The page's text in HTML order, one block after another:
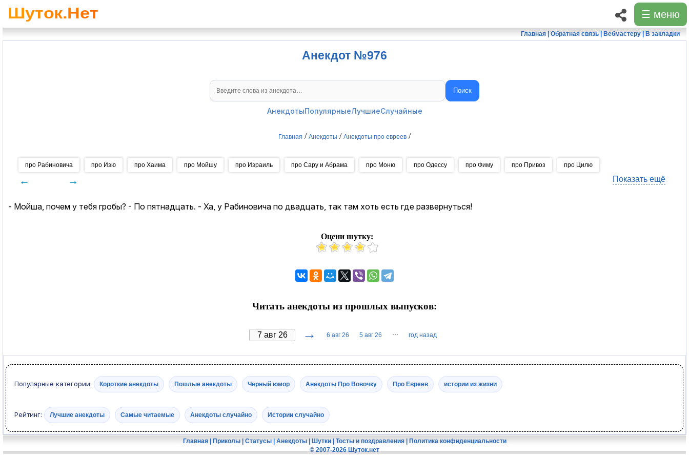
☰ меню
Главная| Обратная связь| Вебмастеру| В закладки
Анекдот №976
Поиск
АнекдотыПопулярныеЛучшиеСлучайные
Главная / Анекдоты / Анекдоты про евреев /
про Рабиновича про Изю про Хаима про Мойшу про Израиль про Сару и Абрама про Моню про Одессу про Фиму про Привоз про Цилю
← → Показать ещё
- Мойша, почем у тебя гробы? - По пятнадцать. - Ха, у Рабиновича по двадцать, так там хоть есть где развернуться!
Оцени шутку:
Читать анекдоты из прошлых выпусков:
→ 6 авг 26 5 авг 26 ··· год назад
Популярные категории: Короткие анекдоты Пошлые анекдоты Черный юмор Анекдоты Про Вовочку Про Евреев истории из жизни
Рейтинг: Лучшие анекдоты Самые читаемые Анекдоты случайно Истории случайно
Главная| Приколы| Статусы| Анекдоты| Шутки| Тосты и поздравления| Политика конфиденциальности
© 2007-2026 Шуток.нет